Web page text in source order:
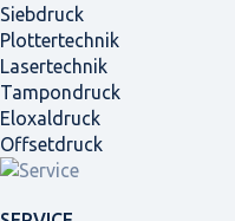
Siebdruck
Plottertechnik
Lasertechnik
Tampondruck
Eloxaldruck
Offsetdruck